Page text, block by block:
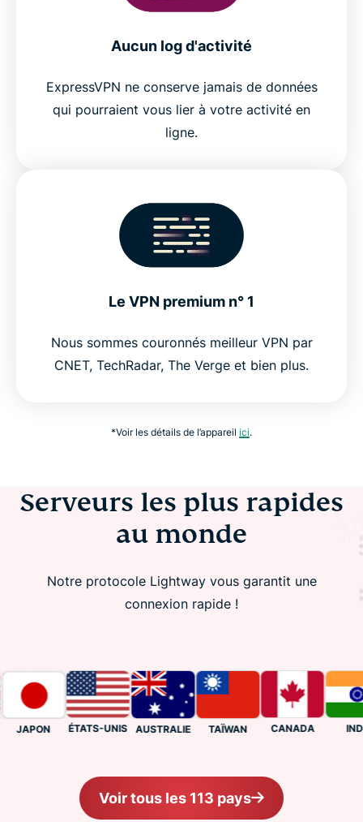
Aucun log d'activité
ExpressVPN ne conserve jamais de données
qui pourraient vous lier à votre activité en
ligne.
Le VPN premium n° 1
Nous sommes couronnés meilleur VPN par
CNET, TechRadar, The Verge et bien plus.
*Voir les détails de l’appareil ici.
Serveurs les plus rapides
au monde
Notre protocole Lightway vous garantit une
connexion rapide !
JAPON ÉTATS-UNIS AUSTRALIE TAÏWAN CANADA INDE
Voir tous les 113 pays